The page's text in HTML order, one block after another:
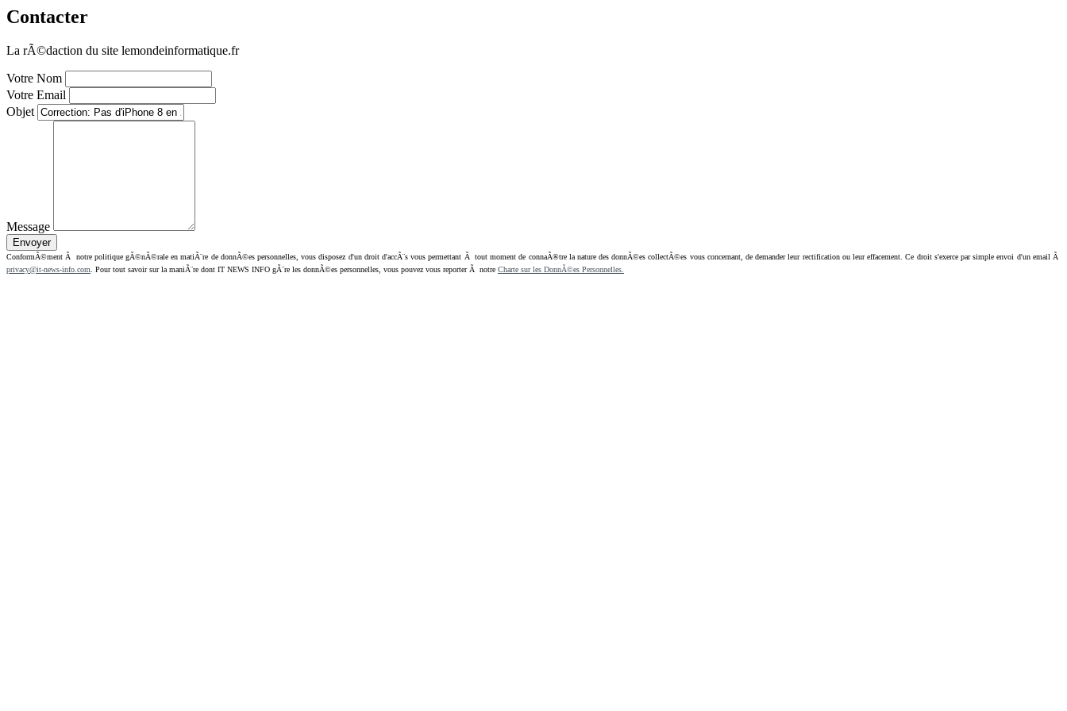
Contacter
La rÃ©daction du site lemondeinformatique.fr
Votre Nom
Votre Email
Objet
Message
ConformÃ©ment Ã notre politique gÃ©nÃ©rale en matiÃ¨re de donnÃ©es personnelles, vous disposez d'un droit d'accÃ¨s vous permettant Ã tout moment de connaÃ®tre la nature des donnÃ©es collectÃ©es vous concernant, de demander leur rectification ou leur effacement. Ce droit s'exerce par simple envoi d'un email Ã
privacy@it-news-info.com . Pour tout savoir sur la maniÃ¨re dont IT NEWS INFO gÃ¨re les donnÃ©es personnelles, vous pouvez vous reporter Ã notre Charte sur les DonnÃ©es Personnelles.